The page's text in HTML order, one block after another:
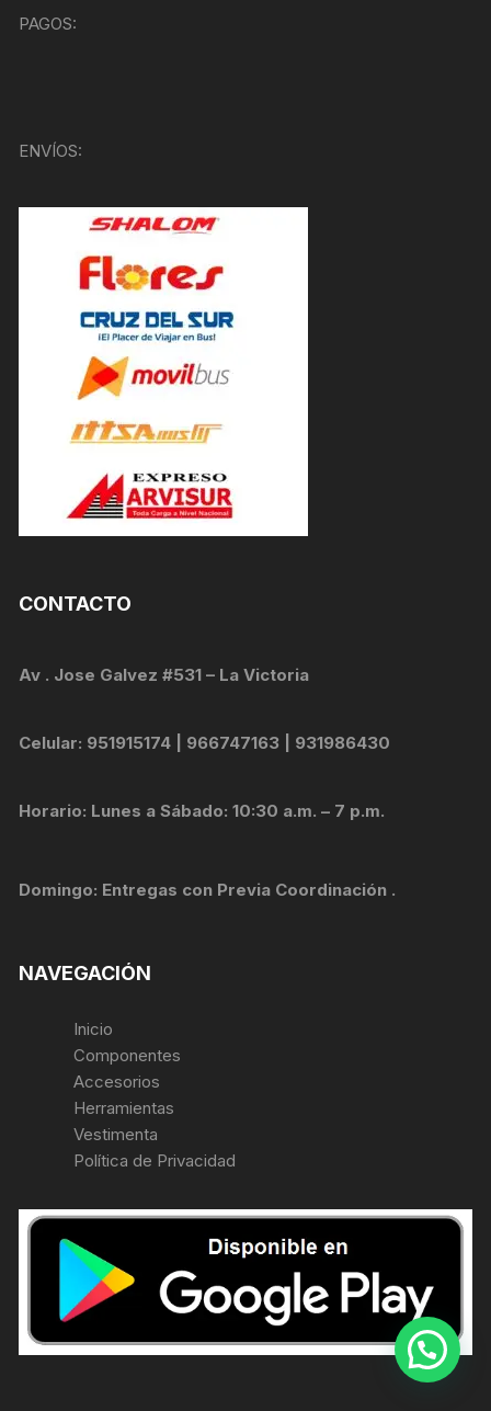
PAGOS:
ENVÍOS:
CONTACTO
Av . Jose Galvez #531 – La Victoria
Celular: 951915174 | 966747163 | 931986430
Horario: Lunes a Sábado: 10:30 a.m. – 7 p.m.
Domingo: Entregas con Previa Coordinación .
NAVEGACIÓN
Inicio
Componentes
Accesorios
Herramientas
Vestimenta
Política de Privacidad